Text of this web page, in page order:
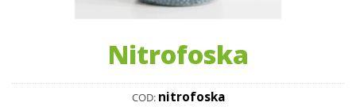
Nitrofoska
COD: nitrofoska